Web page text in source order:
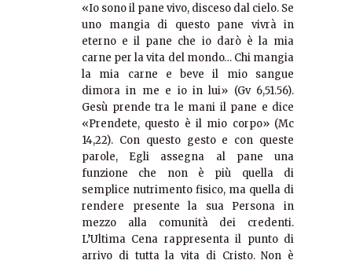
«Io sono il pane vivo, disceso dal cielo. Se
uno mangia di questo pane vivrà in
eterno e il pane che io darò è la mia
carne per la vita del mondo… Chi mangia
la mia carne e beve il mio sangue
dimora in me e io in lui» (Gv 6,51.56).
Gesù prende tra le mani il pane e dice
«Prendete, questo è il mio corpo» (Mc
14,22). Con questo gesto e con queste
parole, Egli assegna al pane una
funzione che non è più quella di
semplice nutrimento fisico, ma quella di
rendere presente la sua Persona in
mezzo alla comunità dei credenti.
L’Ultima Cena rappresenta il punto di
arrivo di tutta la vita di Cristo. Non è